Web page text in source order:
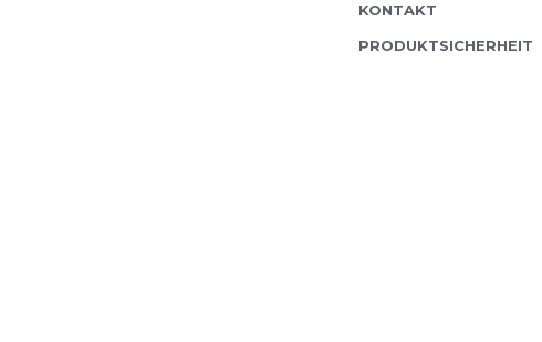
KONTAKT
PRODUKTSICHERHEIT